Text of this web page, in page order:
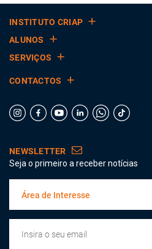
INSTITUTO CRIAP
ALUNOS
SERVIÇOS
CONTACTOS
NEWSLETTER
Seja o primeiro a receber notícias
Área de Interesse